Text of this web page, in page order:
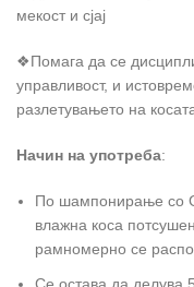
мекост и сјај
❖Помага да се
управливост, и
разлетувањето на
Начин на употреба:
По шампонирање со
влажна коса
рамномерно се
Се остава да делува